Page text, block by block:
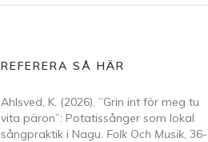
REFERERA SÅ HÄR
Ahlsved, K. (2026). ”Grin int för meg tu
vita päron”: Potatissånger som lokal
sångpraktik i Nagu. Folk Och Musik, 36-